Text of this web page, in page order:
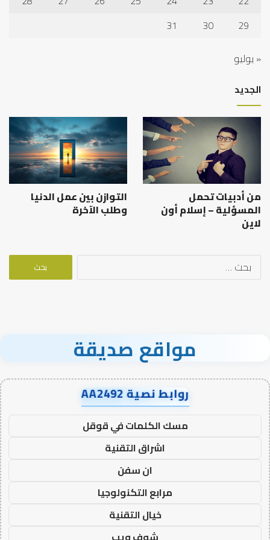
29
30
31
« يوليو
الجديد
من أدبيات تحمل
المسؤلية – إسلام أون
لاين
التوازن بين عمل الدنيا
وطلب الآخرة
البحث
مواقع صديقة
روابط نصية AA2492
مسك الكلمات في قوقل
اشراق التقنية
ان سفن
مرابع التكنولوجيا
خيال التقنية